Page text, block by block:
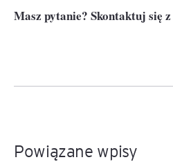
Masz pytanie? Skontaktuj się z
Powiązane wpisy